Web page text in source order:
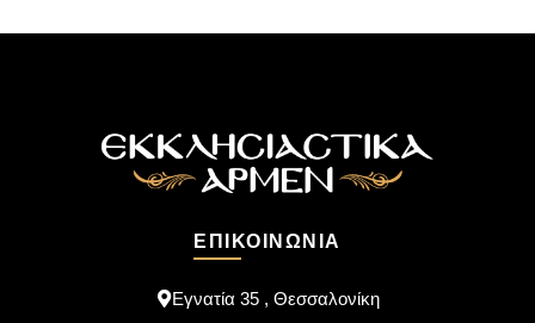
ΕΠΙΚΟΙΝΩΝΊΑ
Εγνατία 35 , Θεσσαλονίκη